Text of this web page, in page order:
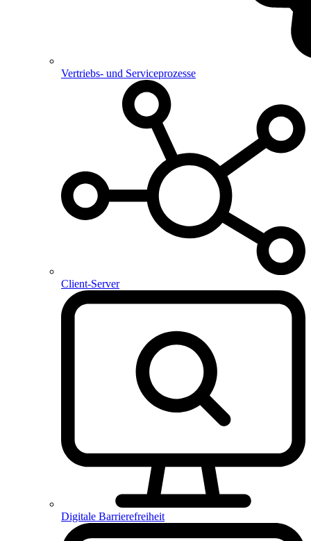
Vertriebs- und Serviceprozesse
Client-Server
Digitale Barrierefreiheit